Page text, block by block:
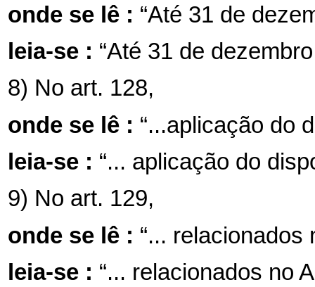
onde se lê : “Até 31 de
leia-se : “Até 31 de
8) No art. 128,
onde se lê : “...aplicação do
leia-se : “... aplicação do
9) No art. 129,
onde se lê : “... relacionados
leia-se : “... relacionados no